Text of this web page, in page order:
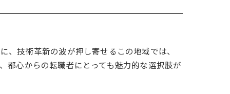
技術革新の波が押し寄せるこの地域では、
都心からの転職者にとっても魅力的な選択肢が